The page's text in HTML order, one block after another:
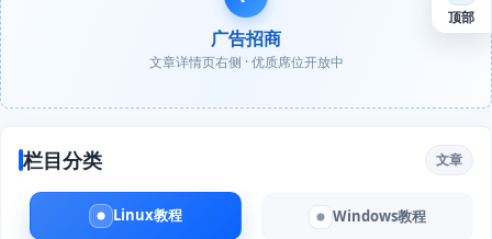
广告招商
文章详情页右侧 · 优质席位开放中
栏目分类 文章
Linux教程 Windows教程
顶部